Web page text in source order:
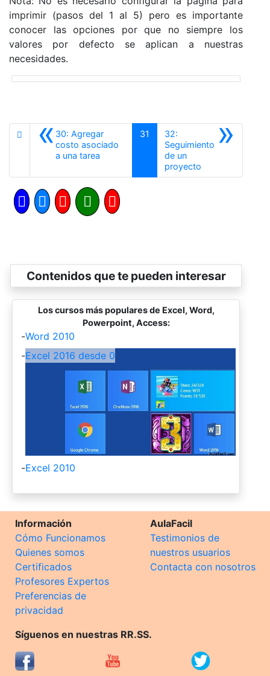
imprimir (pasos del 1 al 5) pero es importante
conocer las opciones por que no siempre los
valores por defecto se aplican a nuestras
necesidades.
«30: Agregar
costo asociado
a una tarea
31 »
32:
Seguimiento
de un
proyectoSiguiente
Contenidos que te pueden interesar
Los cursos más populares de Excel, Word,
Powerpoint, Access:
-Word 2010
-Excel 2016 desde 0
-Excel 2010
Información
Cómo Funcionamos
Quienes somos
Certificados
Profesores Expertos
Preferencias de
privacidad
AulaFacil
Testimonios de
nuestros usuarios
Contacta con nosotros
Síguenos en nuestras RR.SS.